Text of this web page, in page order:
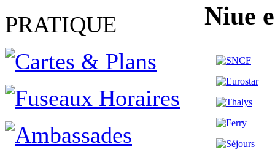
PRATIQUE
Niue